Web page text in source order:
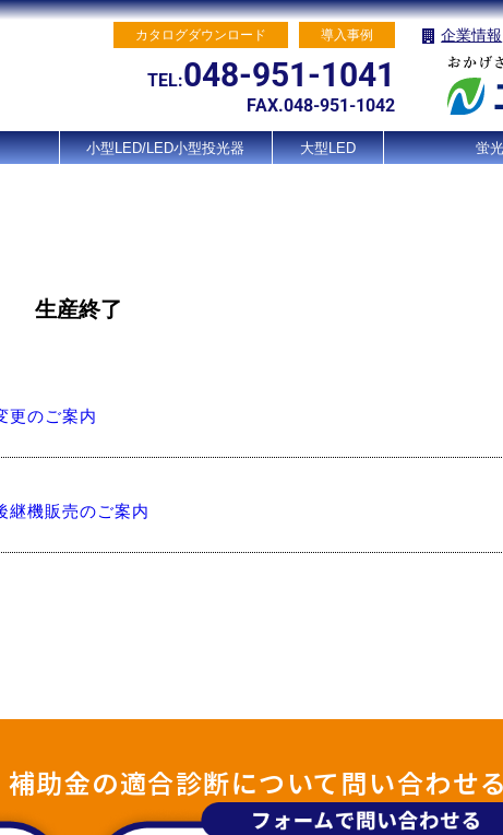
カタログダウンロード 導入事例
TEL:048-951-1041
FAX.048-951-1042
企業情報
小型LED/LED小型投光器 大型LED 蛍
生産終了
更のご案内
継機販売のご案内
助金の適合診断について問い合わせる